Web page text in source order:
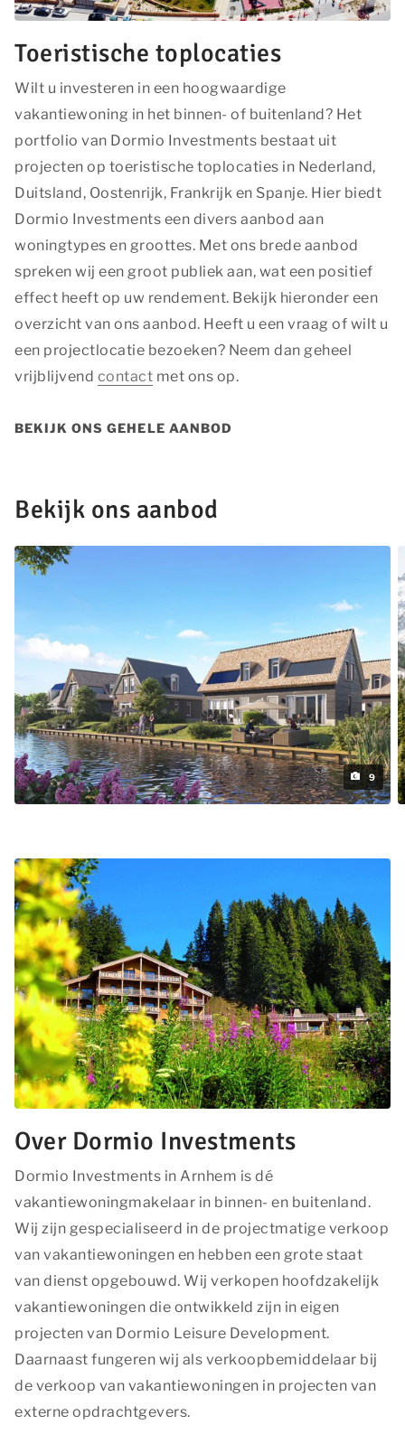
Toeristische toplocaties
Wilt u investeren in een hoogwaardige
vakantiewoning in het binnen- of buitenland? Het
portfolio van Dormio Investments bestaat uit
projecten op toeristische toplocaties in Nederland,
Duitsland, Oostenrijk, Frankrijk en Spanje. Hier biedt
Dormio Investments een divers aanbod aan
woningtypes en groottes. Met ons brede aanbod
spreken wij een groot publiek aan, wat een positief
effect heeft op uw rendement. Bekijk hieronder een
overzicht van ons aanbod. Heeft u een vraag of wilt u
een projectlocatie bezoeken? Neem dan geheel
vrijblijvend contact met ons op.
BEKIJK ONS GEHELE AANBOD
Bekijk ons aanbod
9
Over Dormio Investments
Dormio Investments in Arnhem is dé
vakantiewoningmakelaar in binnen- en buitenland.
Wij zijn gespecialiseerd in de projectmatige verkoop
van vakantiewoningen en hebben een grote staat
van dienst opgebouwd. Wij verkopen hoofdzakelijk
vakantiewoningen die ontwikkeld zijn in eigen
projecten van Dormio Leisure Development.
Daarnaast fungeren wij als verkoopbemiddelaar bij
de verkoop van vakantiewoningen in projecten van
externe opdrachtgevers.
toegesneden op en relevant zijn voor de individuele
voor uitgevers en externe adverteerders.
Marketing
Functionele en analytische cookies
Functionele cookies zijn nodig om een boeking te
kunnen maken op onze website. Met de analytische
cookies doen we kennis op. Deze informatie gebruiken
we om onze sites elke dag weer een beetje beter te
gebracht.